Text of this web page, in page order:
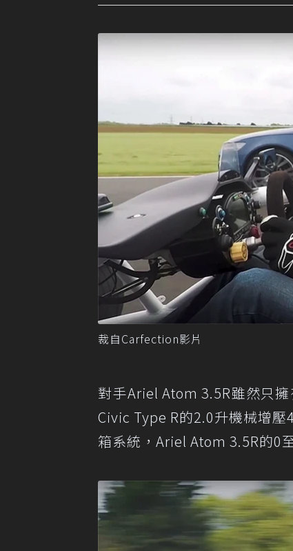
裁自Carfection影片
對手Ariel Atom 3.5R雖然只
Civic Type R的2.0升機械增
箱系統，Ariel Atom 3.5R的0